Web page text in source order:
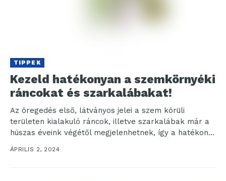
TIPPEK
Kezeld hatékonyan a szemkörnyéki
ráncokat és szarkalábakat!
Az öregedés első, látványos jelei a szem körüli
területen kialakuló ráncok, illetve szarkalábak már a
húszas éveink végétől megjelenhetnek, így a hatékony
kezelést...
ÁPRILIS 2, 2024